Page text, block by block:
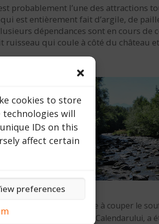
cookies to store
technologies will
IDs on this
affect certain
preferences
probablement l’une des attractions
est entièrement fait d’argile, de
dépendances sont en cours de
ruisseau qui coule à côté du château
jour cette structure à couper le
aux enfants, Povestea Calendarului, a